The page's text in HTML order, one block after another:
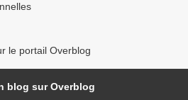
le portail Overblog
blog sur Overblog